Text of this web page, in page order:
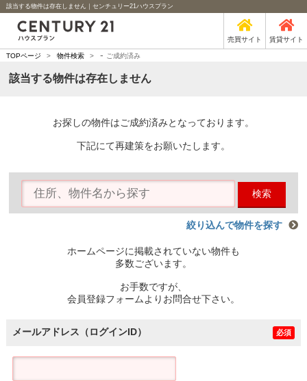
該当する物件は存在しません｜センチュリー21ハウスプラン
売買サイト 賃貸サイト
TOPページ > 物件検索 > - ご成約済み
該当する物件は存在しません
お探しの物件はご成約済みとなっております。
下記にて再建策をお願いたします。
検索
絞り込んで物件を探す
ホームページに掲載されていない物件も
多数ございます。
お手数ですが、
会員登録フォームよりお問合せ下さい。
メールアドレス（ログインID） 必須